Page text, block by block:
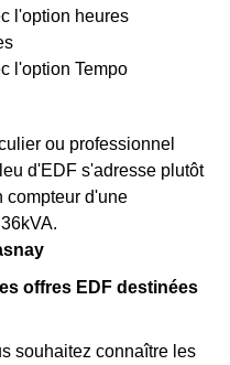
l'option heures
l'option Tempo
ou professionnel
d'EDF s'adresse plutôt
compteur d'une
offres EDF destinées
souhaitez connaître les